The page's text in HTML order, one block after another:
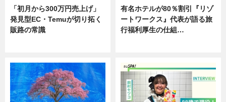
「初月から300万円売上げ」
発見型EC・Temuが切り拓く
販路の常識
有名ホテルが80％割引『リゾ
ートワークス』代表が語る旅
行福利厚生の仕組…